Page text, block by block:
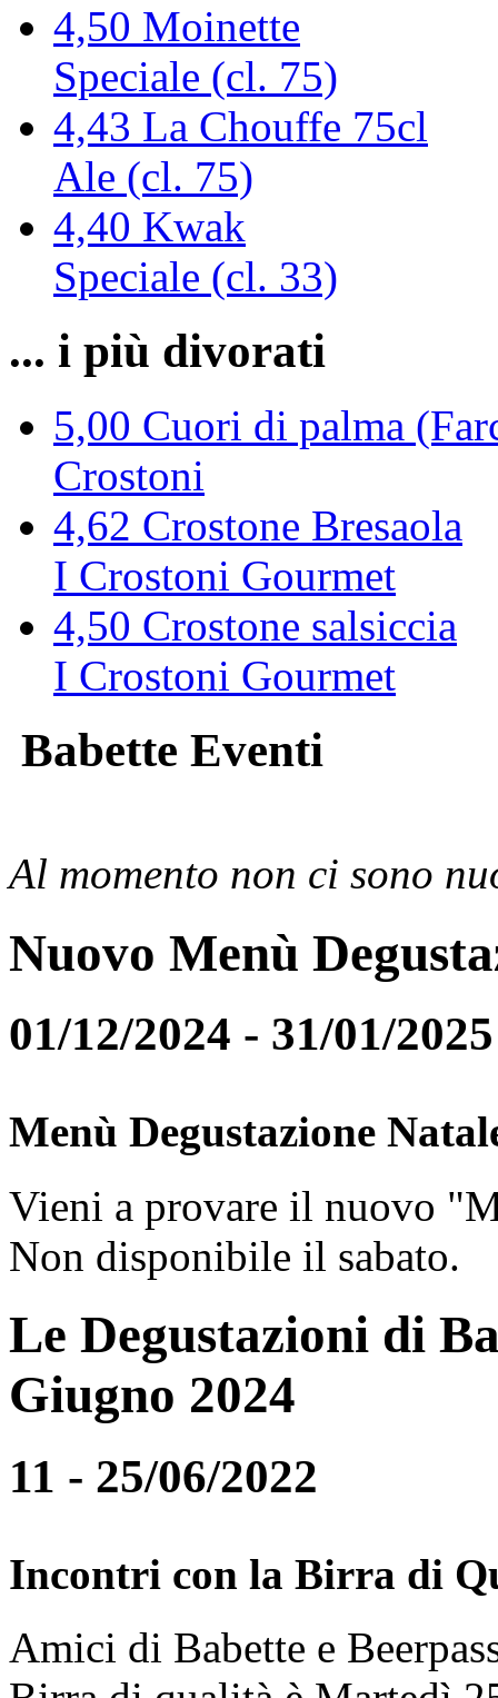
4,50 Moinette
Speciale (cl. 75)
4,43 La Chouffe 75cl
Ale (cl. 75)
4,40 Kwak
Speciale (cl. 33)
... i più divorati
5,00 Cuori di palma
Crostoni
4,62 Crostone Bresaola
I Crostoni Gourmet
4,50 Crostone salsiccia
I Crostoni Gourmet
Babette Eventi
Al momento non ci sono
Nuovo Menù
01/12/2024 - 31/01/2025
Menù Degustazione
Vieni a provare il nuovo
Non disponibile il sabato.
Le Degustazioni di
Giugno 2024
11 - 25/06/2022
Incontri con la Birra di
Amici di Babette e